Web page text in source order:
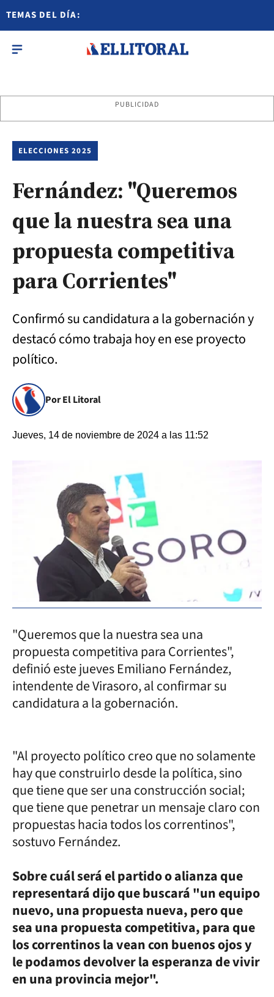
TEMAS DEL DÍA:
PUBLICIDAD
ELECCIONES 2025
Fernández: "Queremos
que la nuestra sea una
propuesta competitiva
para Corrientes"
Confirmó su candidatura a la gobernación y
destacó cómo trabaja hoy en ese proyecto
político.
Por El Litoral
Jueves, 14 de noviembre de 2024 a las 11:52
"Queremos que la nuestra sea una
propuesta competitiva para Corrientes",
definió este jueves Emiliano Fernández,
intendente de Virasoro, al confirmar su
candidatura a la gobernación.
"Al proyecto político creo que no solamente
hay que construirlo desde la política, sino
que tiene que ser una construcción social;
que tiene que penetrar un mensaje claro con
propuestas hacia todos los correntinos",
sostuvo Fernández.
Sobre cuál será el partido o alianza que
representará dijo que buscará "un equipo
nuevo, una propuesta nueva, pero que
sea una propuesta competitiva, para que
los correntinos la vean con buenos ojos y
le podamos devolver la esperanza de vivir
en una provincia mejor".